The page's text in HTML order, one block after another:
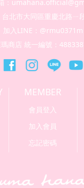
：
北市大同區重慶北路ㄧ
加入LINE：@rmu0371m
商店 統一編號：
MEMBER
會員登入
加入會員
忘記密碼